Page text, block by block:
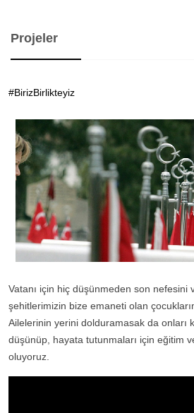
Projeler
#BirizBirlikteyiz
Vatanı için hiç düşünmeden son nefesini
şehitlerimizin bize emaneti olan
Ailelerinin yerini dolduramasak da onları
düşünüp, hayata tutunmaları için eğitim
oluyoruz.